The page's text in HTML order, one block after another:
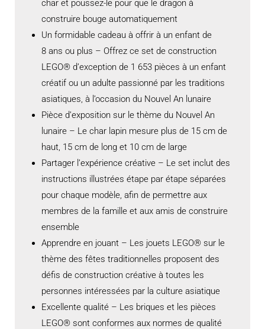
char et poussez-le pour que le dragon à
construire bouge automatiquement
Un formidable cadeau à offrir à un enfant de
8 ans ou plus – Offrez ce set de construction
LEGO® d’exception de 1 653 pièces à un enfant
créatif ou un adulte passionné par les traditions
asiatiques, à l’occasion du Nouvel An lunaire
Pièce d’exposition sur le thème du Nouvel An
lunaire – Le char lapin mesure plus de 15 cm de
haut, 15 cm de long et 10 cm de large
Partager l’expérience créative – Le set inclut des
instructions illustrées étape par étape séparées
pour chaque modèle, afin de permettre aux
membres de la famille et aux amis de construire
ensemble
Apprendre en jouant – Les jouets LEGO® sur le
thème des fêtes traditionnelles proposent des
défis de construction créative à toutes les
personnes intéressées par la culture asiatique
Excellente qualité – Les briques et les pièces
LEGO® sont conformes aux normes de qualité